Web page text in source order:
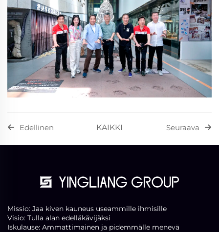
Edellinen KAIKKI Seuraava
Missio: Jaa kiven kauneus useammille ihmisille
Visio: Tulla alan edelläkävijäksi
Iskulause: Ammattimainen ja pidemmälle menevä